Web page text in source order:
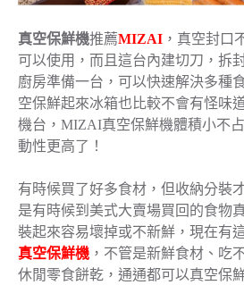
真空保鮮機推薦MIZAI ，真空封口
可以使用，而且這台內建切刀，拆
廚房準備一台，可以快速解決多種
空保鮮起來冰箱也比較不會有怪味
機台，MIZAI真空保鮮機體積小不
動性更高了！
有時候買了好多食材，但收納分裝
是有時候到美式大賣場買回的食物
裝起來容易壞掉或不新鮮，現在有
真空保鮮機 ，不管是新鮮食材、吃
休閒零食餅乾，通通都可以真空保